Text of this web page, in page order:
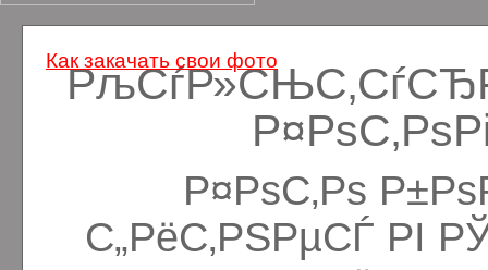
Р¤РѕС‚Рѕ
С„РёС‚РЅРµСЃ РІ
Как закачать свои фото